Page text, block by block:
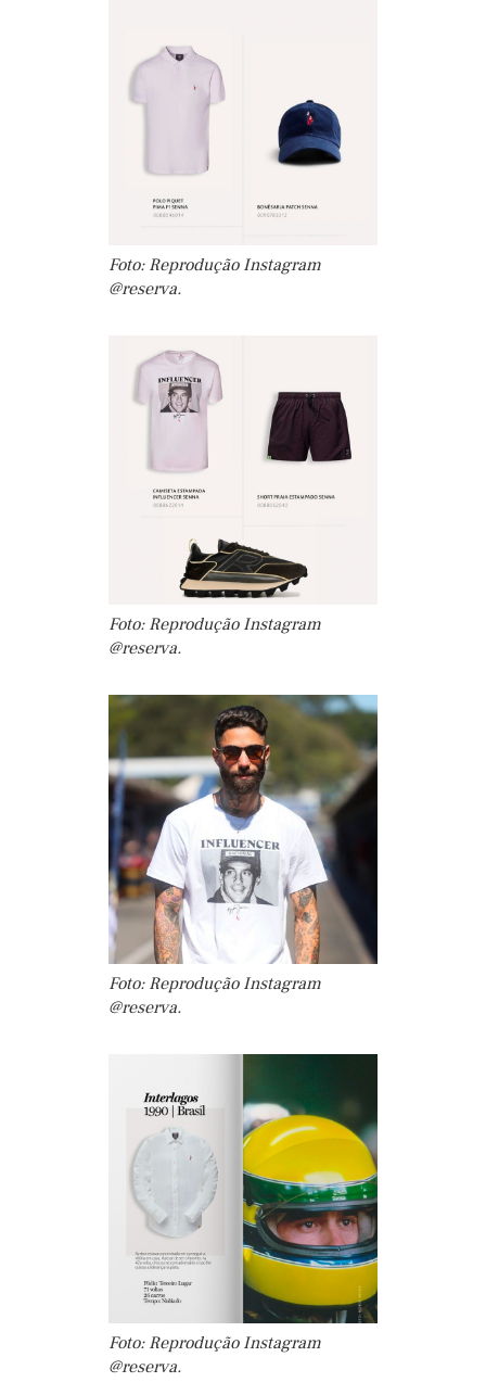
Foto: Reprodução Instagram
@reserva.
Foto: Reprodução Instagram
@reserva.
Foto: Reprodução Instagram
@reserva.
Foto: Reprodução Instagram
@reserva.